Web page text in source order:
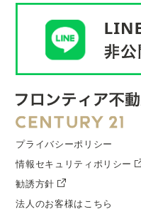
プライバシーポリシー
情報セキュリティポリシー
勧誘方針
法人のお客様はこちら